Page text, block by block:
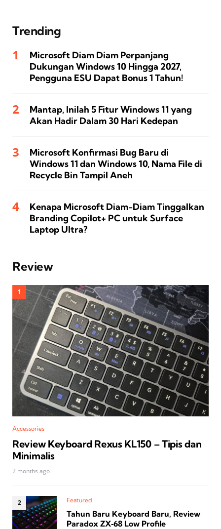
Trending
Microsoft Diam Diam Perpanjang
Dukungan Windows 10 Hingga 2027,
Pengguna ESU Dapat Bonus 1 Tahun!
Mantap, Inilah 5 Fitur Windows 11 yang
Akan Hadir Dalam 30 Hari Kedepan
Microsoft Konfirmasi Bug Baru di
Windows 11 dan Windows 10, Nama File di
Recycle Bin Tampil Aneh
Kenapa Microsoft Diam-Diam Tinggalkan
Branding Copilot+ PC untuk Surface
Laptop Ultra?
Review
Accessories
Review Keyboard Rexus KL150 – Tipis dan
Minimalis
2 months ago
Featured
Tahun Baru Keyboard Baru, Review
Paradox ZX‑68 Low Profile